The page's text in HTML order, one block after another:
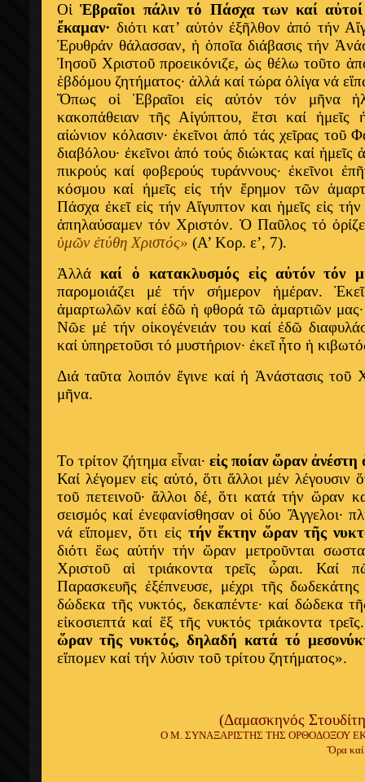
ΟἱἙβραῖοι πάλιν τό Πάσχα των καί
ἔκαμαν· διότι κατ’ αὐτόν ἐξῆλθον ἀπό τήν
Ἐρυθράν θάλασσαν, ἡ ὁποῖα διάβασις τήν
Ἰησοῦ Χριστοῦ προεικόνιζε, ὡς θέλω τοῦτο
ἑβδόμου ζητήματος· ἀλλά καί τώρα ὀλίγα νά
Ὅπως οἱ Ἑβραῖοι εἰς αὐτόν τόν μῆνα
κακοπάθειαν τῆς Αἰγύπτου, ἔτσι καί ἡμεῖς
αἰώνιον κόλασιν· ἐκεῖνοι ἀπό τάς χεῖρας τοῦ
διαβόλου· ἐκεῖνοι ἀπό τούς διώκτας καί ἡμεῖς
πικρούς καί φοβερούς τυράννους· ἐκεῖνοι
κόσμου καί ἡμεῖς εἰς τήν ἔρημον τῶν
Πάσχα ἐκεῖ εἰς τήν Αἴγυπτον και ἡμεῖς εἰς
ἀπηλαύσαμεν τόν Χριστόν. Ὁ Παῦλος τό
ὑμῶν ἐτύθη Χριστός» (Α’ Κορ. ε’, 7).
Ἀλλάκαί ὁ κατακλυσμός εἰς αὐτόν τόν
παρομοιάζει μέ τήν σήμερον ἡμέραν.
ἁμαρτωλῶν καί ἐδῶ ἡ φθορά τῶ ἁμαρτιῶν μας·
Νῶε μέ τήν οἰκογένειάν του καί ἐδῶ
καί ὑπηρετοῦσι τό μυστήριον· ἐκεῖ ἦτο ἡ
Διά ταῦτα λοιπόν ἔγινε καί ἡ Ἀνάστασις τοῦ
μῆνα.
Το τρίτον ζήτημα εἶναι· εἰς ποίαν ὥραν ἀνέστη
Καί λέγομεν εἰς αὐτό, ὅτι ἄλλοι μέν λέγουσιν
τοῦ πετεινοῦ· ἄλλοι δέ, ὅτι κατά τήν ὥραν
σεισμός καί ἐνεφανίσθησαν οἱ δύο Ἄγγελοι·
νά εἴπομεν, ὅτι εἰς τήν ἕκτην ὥραν τῆς
διότι ἕως αὐτήν τήν ὥραν μετροῦνται
Xριστοῦ αἱ τριάκοντα τρεῖς ὦραι. Καί
Παρασκευῆς ἐξέπνευσε, μέχρι τῆς
δώδεκα τῆς νυκτός, δεκαπέντε· καί δώδεκα
εἰκοσιεπτά καί ἕξ τῆς νυκτός τριάκοντα
ὥραν τῆς νυκτός, δηλαδή κατά τό
εἴπομεν καί τήν λύσιν τοῦ τρίτου ζητήματος».
(Δαμασκηνός
Ο Μ. ΣΥΝΑΞΑΡΙΣΤΗΣ ΤΗΣ ΟΡΘΟΔΟΞΟΥ
Ὅρα καί